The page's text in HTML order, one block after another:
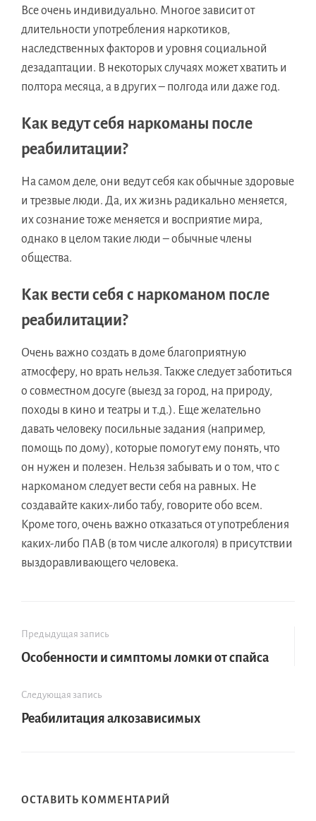
Все очень индивидуально. Многое зависит от
длительности употребления наркотиков,
наследственных факторов и уровня социальной
дезадаптации. В некоторых случаях может хватить и
полтора месяца, а в других – полгода или даже год.
Как ведут себя наркоманы после
реабилитации?
На самом деле, они ведут себя как обычные здоровые
и трезвые люди. Да, их жизнь радикально меняется,
их сознание тоже меняется и восприятие мира,
однако в целом такие люди – обычные члены
общества.
Как вести себя с наркоманом после
реабилитации?
Очень важно создать в доме благоприятную
атмосферу, но врать нельзя. Также следует заботиться
о совместном досуге (выезд за город, на природу,
походы в кино и театры и т.д.). Еще желательно
давать человеку посильные задания (например,
помощь по дому), которые помогут ему понять, что
он нужен и полезен. Нельзя забывать и о том, что с
наркоманом следует вести себя на равных. Не
создавайте каких-либо табу, говорите обо всем.
Кроме того, очень важно отказаться от употребления
каких-либо ПАВ (в том числе алкоголя) в присутствии
выздоравливающего человека.
Предыдущая запись
Особенности и симптомы ломки от спайса
Следующая запись
Реабилитация алкозависимых
ОСТАВИТЬ КОММЕНТАРИЙ